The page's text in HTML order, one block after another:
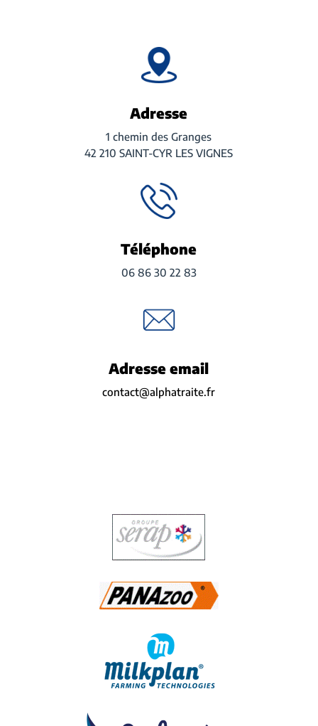
Adresse
1 chemin des Granges
42 210 SAINT-CYR LES VIGNES
Téléphone
06 86 30 22 83
Adresse email
contact@alphatraite.fr